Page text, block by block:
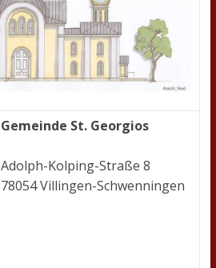
Gemeinde St. Georgios
Adolph-Kolping-Straße 8
78054 Villingen-Schwenningen